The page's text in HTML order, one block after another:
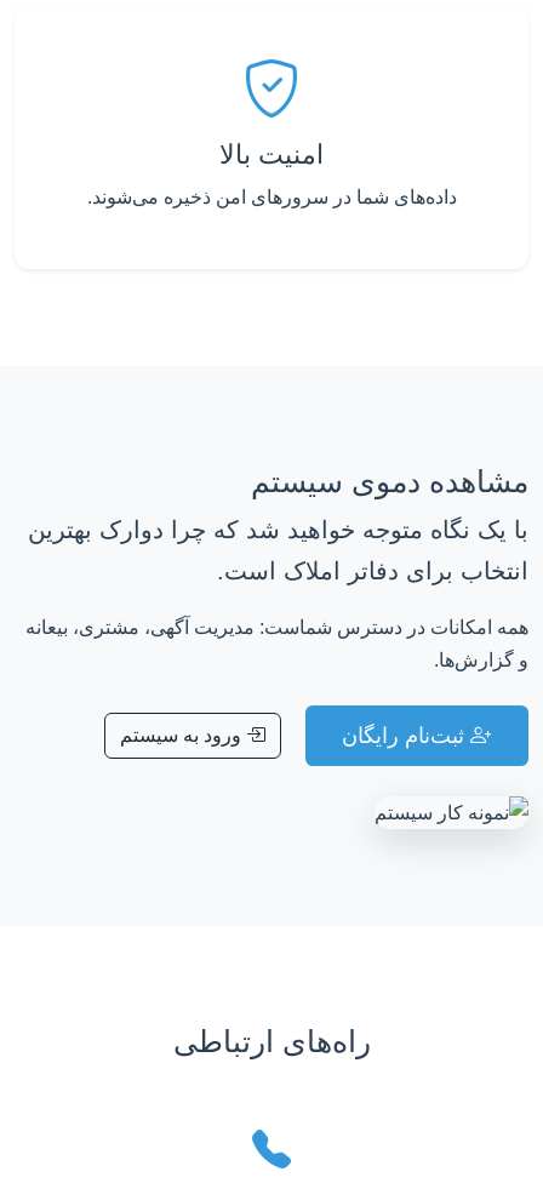
امنیت بالا
داده‌های شما در سرورهای امن ذخیره می‌شوند.
مشاهده دموی سیستم
با یک نگاه متوجه خواهید شد که چرا دوارک بهترین
انتخاب برای دفاتر املاک است.
همه امکانات در دسترس شماست: مدیریت آگهی، مشتری، بیعانه
و گزارش‌ها.
ثبت‌نام رایگان ورود به سیستم
راه‌های ارتباطی